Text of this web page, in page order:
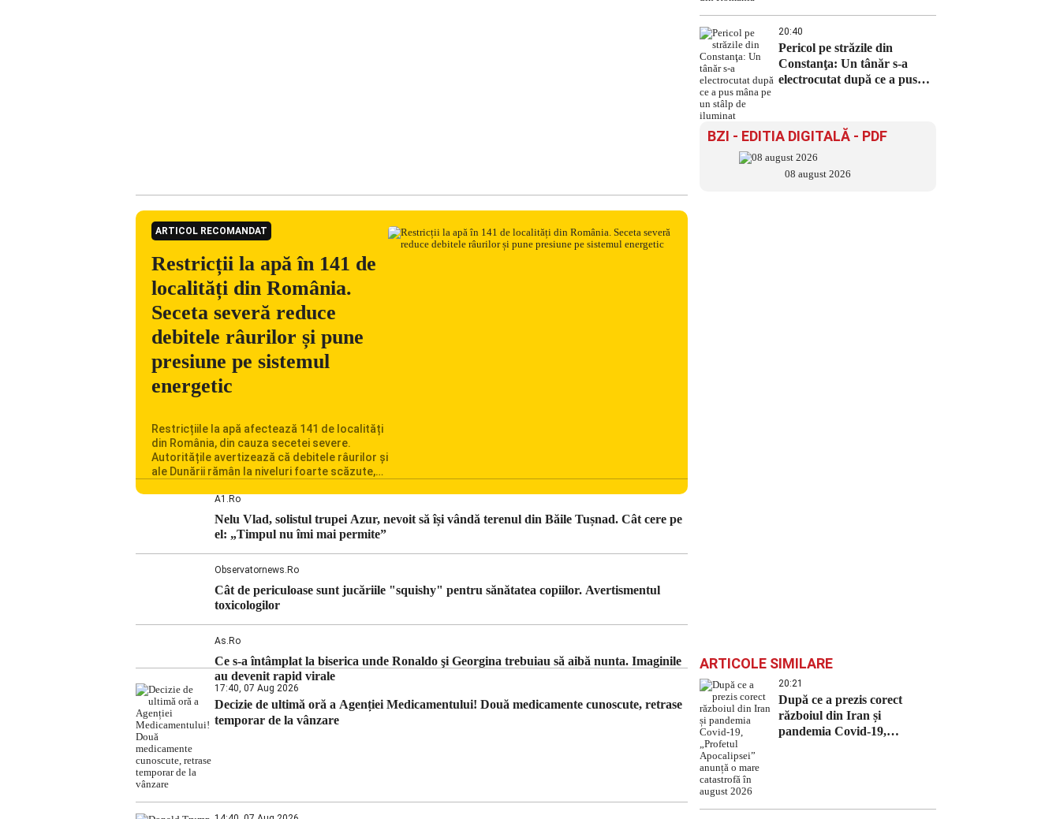
ARTICOL RECOMANDAT
Restricții la apă în 141 de
localități din România.
Seceta severă reduce
debitele râurilor și pune
presiune pe sistemul
energetic
Restricțiile la apă afectează 141 de localități
din România, din cauza secetei severe.
Autoritățile avertizează că debitele râurilor și
ale Dunării rămân la niveluri foarte scăzute,
Centralei Nucleare de la Cernavodă. România
se confruntă cu una dintre cele mai dificile
perioade din punct de vedere hidrologic din
ultimii ani. Lipsa […]
A1.ro
Nelu Vlad, solistul trupei Azur, nevoit să își vândă terenul din Băile Tușnad. Cât cere pe
el: „Timpul nu îmi mai permite”
Observatornews.ro
Cât de periculoase sunt jucăriile "squishy" pentru sănătatea copiilor. Avertismentul
toxicologilor
As.ro
Ce s-a întâmplat la biserica unde Ronaldo şi Georgina trebuiau să aibă nunta. Imaginile
au devenit rapid virale
17:40, 07 Aug 2026
Decizie de ultimă oră a Agenției Medicamentului! Două medicamente cunoscute, retrase
temporar de la vânzare
20:40
Pericol pe străzile din
Constanţa: Un tânăr s-a
electrocutat după ce a pus
BZI - EDITIA DIGITALĂ - PDF
08 august 2026
ARTICOLE SIMILARE
20:21
După ce a prezis corect
războiul din Iran și
pandemia Covid-19,